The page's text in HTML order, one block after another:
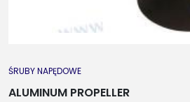
ŚRUBY NAPĘDOWE
ALUMINUM PROPELLER